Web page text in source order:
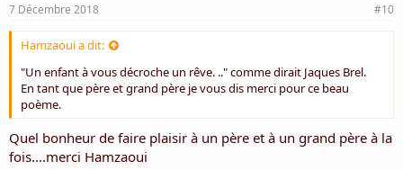
7 Décembre 2018 #10
Hamzaoui a dit:
"Un enfant à vous décroche un rêve. .." comme dirait Jaques Brel.
En tant que père et grand père je vous dis merci pour ce beau
poème.
Quel bonheur de faire plaisir à un père et à un grand père à la
fois....merci Hamzaoui